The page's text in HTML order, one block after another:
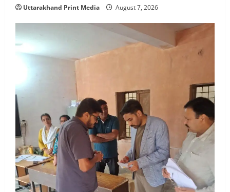
Uttarakhand Print Media August 7, 2026